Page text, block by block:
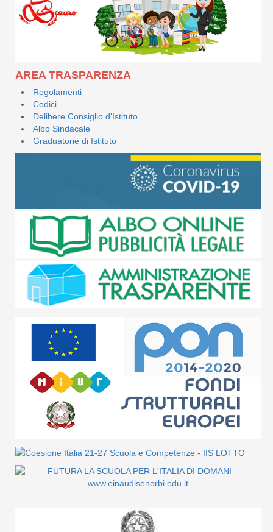
AREA TRASPARENZA
Regolamenti
Codici
Delibere Consiglio d'Istituto
Albo Sindacale
Graduatorie di Istituto